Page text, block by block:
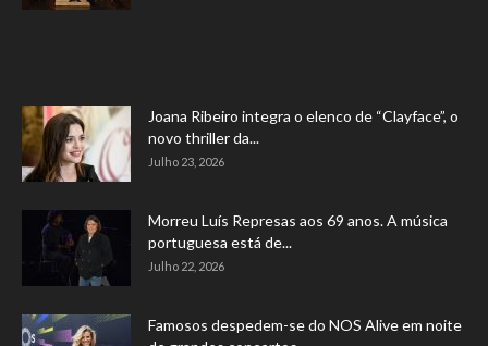
Joana Ribeiro integra o elenco de “Clayface”, o
novo thriller da...
Julho 23, 2026
Morreu Luís Represas aos 69 anos. A música
portuguesa está de...
Julho 22, 2026
Famosos despedem-se do NOS Alive em noite